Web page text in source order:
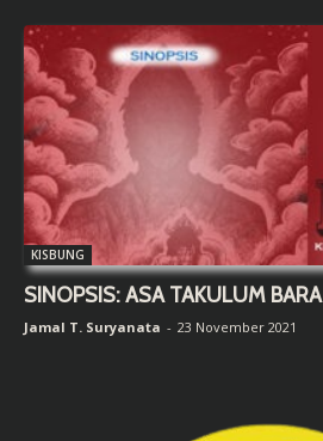
KISBUNG
SINOPSIS: ASA TAKULUM BARA
Jamal T. Suryanata - 23 November 2021